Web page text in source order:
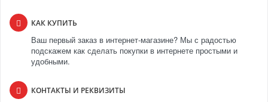
КАК КУПИТЬ
Ваш первый заказ в интернет-магазине? Мы с радостью
подскажем как сделать покупки в интернете простыми и
удобными.
КОНТАКТЫ И РЕКВИЗИТЫ